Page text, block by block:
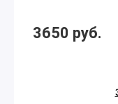
3650 руб.